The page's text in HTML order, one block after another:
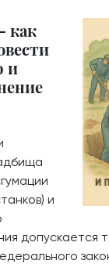
как
и
и
допускается